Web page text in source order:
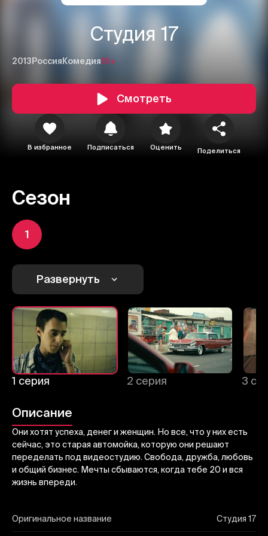
Студия 17
2013 Россия Комедия16+
Смотреть
В избранное Подписаться Оценить Поделиться
Сезон
1
Развернуть
1 серия 2 серия 3
Описание
Они хотят успеха, денег и женщин. Но все, что у них есть
сейчас, это старая автомойка, которую они решают
переделать под видеостудию. Свобода, дружба, любовь
и общий бизнес. Мечты сбываются, когда тебе 20 и вся
жизнь впереди.
Оригинальное название Студия 17
Отправить